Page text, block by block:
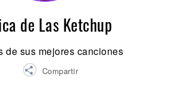
de Las Ketchup
de sus mejores canciones
Compartir